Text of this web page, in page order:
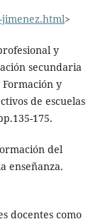
>
y
secundaria
Formación y
de escuelas
175.
del
enseñanza.
docentes como